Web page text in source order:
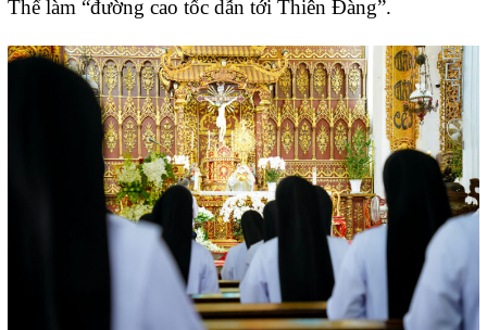
Thể làm “đường cao tốc dẫn tới Thiên Đàng”.